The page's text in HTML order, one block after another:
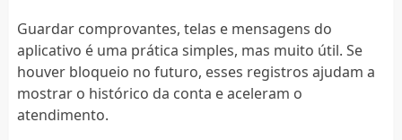
Guardar comprovantes, telas e mensagens do
aplicativo é uma prática simples, mas muito útil. Se
houver bloqueio no futuro, esses registros ajudam a
mostrar o histórico da conta e aceleram o
atendimento.